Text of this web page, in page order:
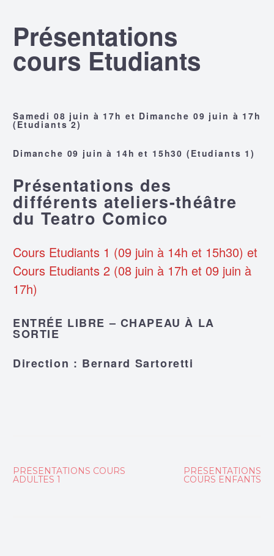
Présentations
cours Etudiants
Samedi 08 juin à 17h et Dimanche 09 juin à 17h
(Etudiants 2)
Dimanche 09 juin à 14h et 15h30 (Etudiants 1)
Présentations des
différents ateliers-théâtre
du Teatro Comico
Cours Etudiants 1 (09 juin à 14h et 15h30) et
Cours Etudiants 2 (08 juin à 17h et 09 juin à
17h)
ENTRÉE LIBRE – CHAPEAU À LA
SORTIE
Direction : Bernard Sartoretti
Navigation
PRÉSENTATIONS COURS
ADULTES 1
PRÉSENTATIONS
COURS ENFANTS